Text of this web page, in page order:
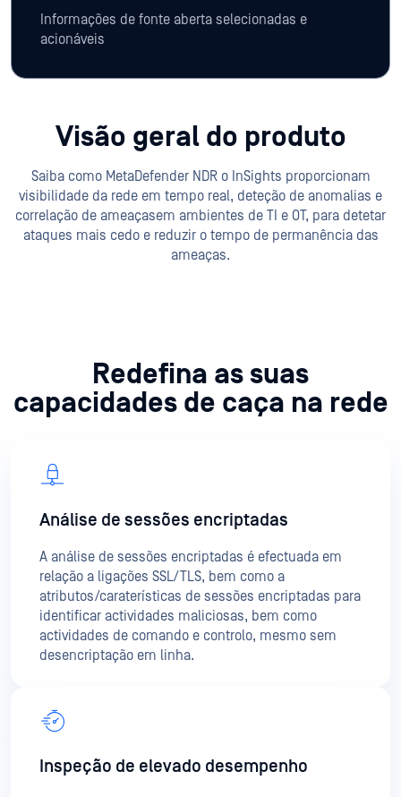
Informações de fonte aberta selecionadas e
acionáveis
Visão geral do produto
Saiba como MetaDefender NDR o InSights proporcionam
visibilidade da rede em tempo real, deteção de anomalias e
correlação de ameaçasem ambientes de TI e OT, para detetar
ataques mais cedo e reduzir o tempo de permanência das
ameaças.
Redefina as suas
capacidades de caça na rede
Análise de sessões encriptadas
A análise de sessões encriptadas é efectuada em
relação a ligações SSL/TLS, bem como a
atributos/caraterísticas de sessões encriptadas para
identificar actividades maliciosas, bem como
actividades de comando e controlo, mesmo sem
desencriptação em linha.
Inspeção de elevado desempenho